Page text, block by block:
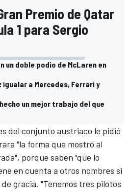
Premio de Qatar
1 para Sergio
un doble podio de McLaren en
igualar a Mercedes, Ferrari y
un mejor trabajo del que
del conjunto austriaco le pidió
"la forma que mostró al
porque saben "que lo
en cuenta a otros nombres si
gracia. "Tenemos tres pilotos